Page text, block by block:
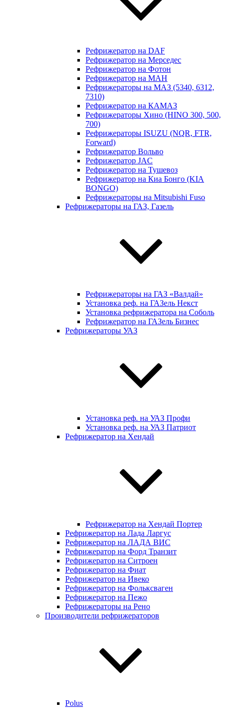
Рефрижератор на DAF
Рефрижератор на Мерседес
Рефрижератор на Фотон
Рефрижератор на МАН
Рефрижераторы на МАЗ (5340, 6312,
7310)
Рефрижератор на КАМАЗ
Рефрижераторы Хино (HINO 300, 500,
700)
Рефрижераторы ISUZU (NQR, FTR,
Forward)
Рефрижератор Вольво
Рефрижератор JAC
Рефрижератор на Тушевоз
Рефрижератор на Киа Бонго (KIA
BONGO)
Рефрижераторы на Mitsubishi Fuso
Рефрижераторы на ГАЗ, Газель
Рефрижераторы на ГАЗ «Валдай»
Установка реф. на ГАЗель Некст
Установка рефрижератора на Соболь
Рефрижератор на ГАЗель Бизнес
Рефрижераторы УАЗ
Установка реф. на УАЗ Профи
Установка реф. на УАЗ Патриот
Рефрижератор на Хендай
Рефрижератор на Хендай Портер
Рефрижератор на Лада Ларгус
Рефрижератор на ЛАДА ВИС
Рефрижератор на Форд Транзит
Рефрижератор на Ситроен
Рефрижератор на Фиат
Рефрижератор на Ивеко
Рефрижератор на Фольксваген
Рефрижератор на Пежо
Рефрижераторы на Рено
Производители рефрижераторов
Polus